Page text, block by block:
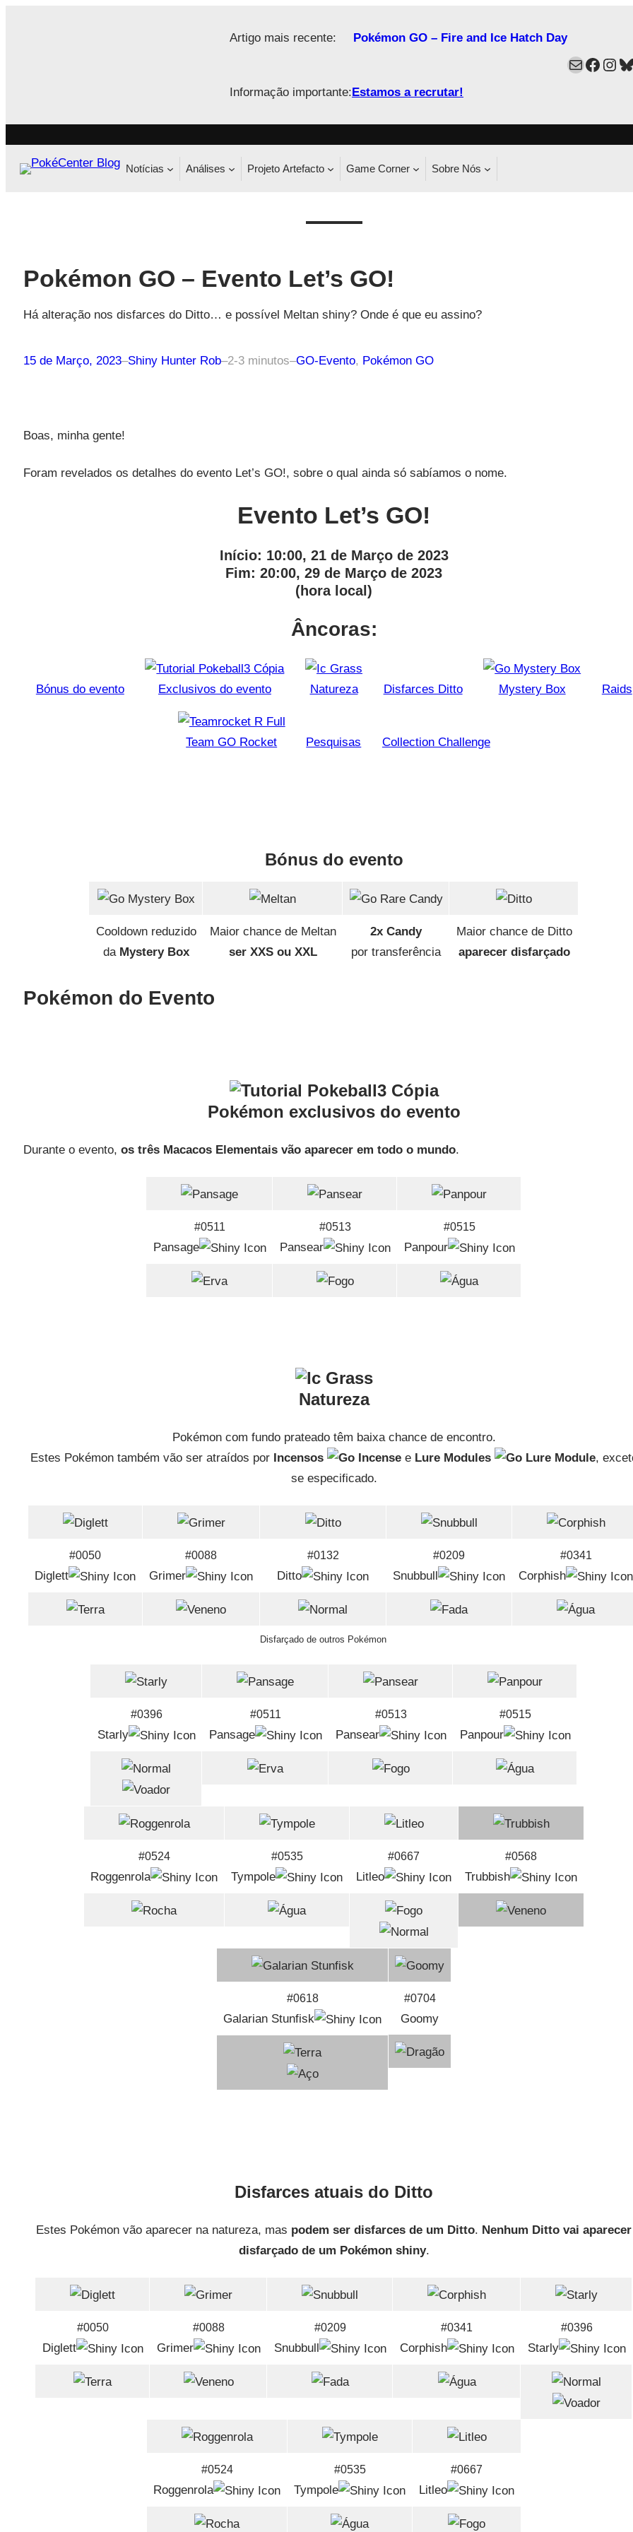
Artigo mais recente: Pokémon GO – Fire and Ice Hatch Day
Informação importante:Estamos a recrutar!
Mail
Notícias Análises Projeto Artefacto Game Corner Sobre Nós
Pokémon GO – Evento Let’s GO!
Há alteração nos disfarces do Ditto… e possível Meltan shiny? Onde é que eu assino?
15 de Março, 2023–Shiny Hunter Rob–2-3 minutos–GO-Evento, Pokémon GO
Boas, minha gente!
Foram revelados os detalhes do evento Let’s GO!, sobre o qual ainda só sabíamos o nome.
Evento Let’s GO!
Início: 10:00, 21 de Março de 2023
Fim: 20:00, 29 de Março de 2023
(hora local)
Âncoras:
Bónus do evento Exclusivos do evento Natureza Disfarces Ditto Mystery Box Raids
Team GO Rocket Pesquisas Collection Challenge
Bónus do evento
Cooldown reduzido
da Mystery Box
Maior chance de Meltan
ser XXS ou XXL
2x Candy
por transferência
Maior chance de Ditto
aparecer disfarçado
Pokémon do Evento
Pokémon exclusivos do evento
Durante o evento, os três Macacos Elementais vão aparecer em todo o mundo.
#0511
Pansage
#0513
Pansear
#0515
Panpour
Natureza
Pokémon com fundo prateado têm baixa chance de encontro.
Estes Pokémon também vão ser atraídos por Incensos e Lure Modules
,
se especificado.
#0050
Diglett
#0088
Grimer
#0132
Ditto
Disfarçado de outros Pokémon
#0209
Snubbull
#0341
Corphish
#0396
Starly
#0511
Pansage
#0513
Pansear
#0515
Panpour
#0524
Roggenrola
#0535
Tympole
#0667
Litleo
#0568
Trubbish
#0618
Galarian Stunfisk
#0704
Goomy
Disfarces atuais do Ditto
Estes Pokémon vão aparecer na natureza, mas podem ser disfarces de um Ditto. Nenhum Ditto vai aparecer
disfarçado de um Pokémon shiny.
#0050
Diglett
#0088
Grimer
#0209
Snubbull
#0341
Corphish
#0396
Starly
#0524
Roggenrola
#0535
Tympole
#0667
Litleo